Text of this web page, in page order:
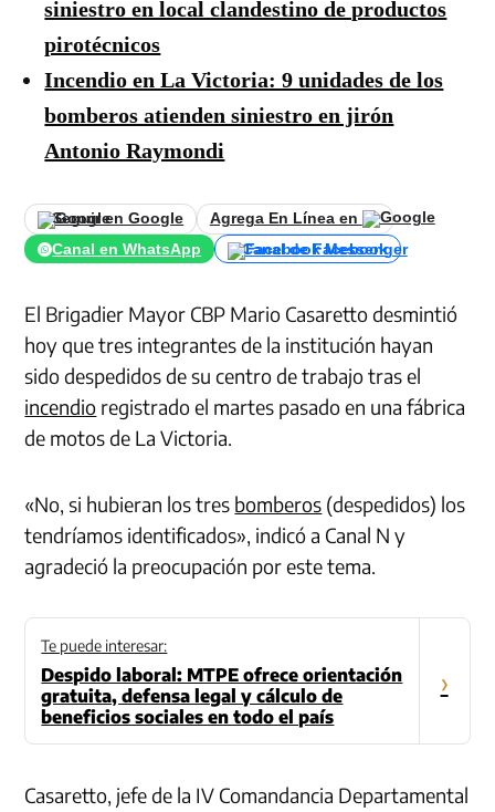
siniestro en local clandestino de productos
pirotécnicos
Incendio en La Victoria: 9 unidades de los
bomberos atienden siniestro en jirón
Antonio Raymondi
Seguir en Google
Agrega En Línea en
Canal en WhatsApp
Canal de Facebook
El Brigadier Mayor CBP Mario Casaretto desmintió
hoy que tres integrantes de la institución hayan
sido despedidos de su centro de trabajo tras el
incendio registrado el martes pasado en una fábrica
de motos de La Victoria.
«No, si hubieran los tres bomberos (despedidos) los
tendríamos identificados», indicó a Canal N y
agradeció la preocupación por este tema.
Te puede interesar:
Despido laboral: MTPE ofrece orientación
gratuita, defensa legal y cálculo de
beneficios sociales en todo el país
›
Casaretto, jefe de la IV Comandancia Departamental